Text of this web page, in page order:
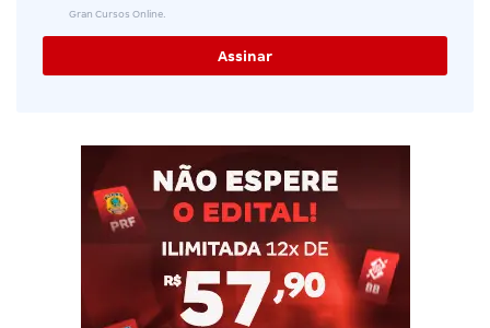
Gran Cursos Online.